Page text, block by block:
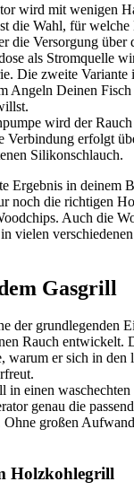
wird mit wenigen
die Wahl, für
die Versorgung über
als Stromquelle
Die zweite Variante
Angeln Deinen
wird der
Verbindung erfolgt
Silikonschlauch.
Ergebnis in deinem
noch die richtigen
Auch die
vielen
Gasgrill
der grundlegenden
Rauch entwickelt.
warum er sich in den
in einen
genau die
großen
Holzkohlegrill